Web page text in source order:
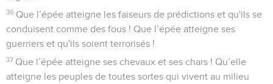
36 Que l’épée atteigne les faiseurs de prédictions et qu'ils se
conduisent comme des fous ! Que l’épée atteigne ses
guerriers et qu'ils soient terrorisés !
37 Que l’épée atteigne ses chevaux et ses chars ! Qu’elle
atteigne les peuples de toutes sortes qui vivent au milieu